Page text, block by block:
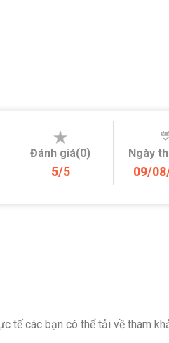
Đánh giá(0)
5/5
Ngày
09/
tế các bạn có thể tải về tham